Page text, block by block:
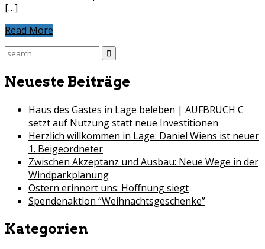
[…]
Read More
Search
Neueste Beiträge
Haus des Gastes in Lage beleben | AUFBRUCH C
setzt auf Nutzung statt neue Investitionen
Herzlich willkommen in Lage: Daniel Wiens ist neuer
1. Beigeordneter
Zwischen Akzeptanz und Ausbau: Neue Wege in der
Windparkplanung
Ostern erinnert uns: Hoffnung siegt
Spendenaktion “Weihnachtsgeschenke”
Kategorien